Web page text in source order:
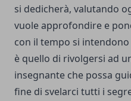
si dedicherà, valutando
vuole approfondire e
con il tempo si
è quello di rivolgersi ad
insegnante che possa
fine di svelarci tutti i